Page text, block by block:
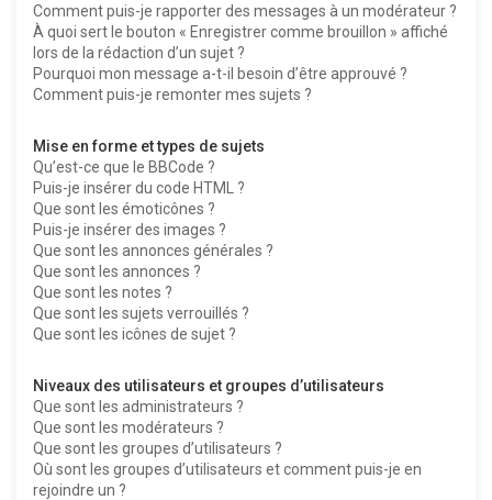
Comment puis-je rapporter des messages à un modérateur ?
À quoi sert le bouton « Enregistrer comme brouillon » affiché
lors de la rédaction d’un sujet ?
Pourquoi mon message a-t-il besoin d’être approuvé ?
Comment puis-je remonter mes sujets ?
Mise en forme et types de sujets
Qu’est-ce que le BBCode ?
Puis-je insérer du code HTML ?
Que sont les émoticônes ?
Puis-je insérer des images ?
Que sont les annonces générales ?
Que sont les annonces ?
Que sont les notes ?
Que sont les sujets verrouillés ?
Que sont les icônes de sujet ?
Niveaux des utilisateurs et groupes d’utilisateurs
Que sont les administrateurs ?
Que sont les modérateurs ?
Que sont les groupes d’utilisateurs ?
Où sont les groupes d’utilisateurs et comment puis-je en
rejoindre un ?